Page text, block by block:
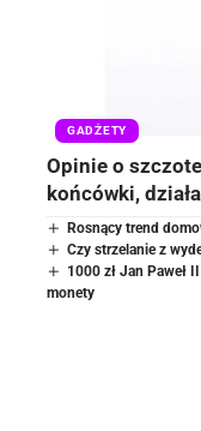
GADŻETY
Opinie o
końcówki,
Rosnący trend
Czy strzelanie z
1000 zł Jan Paweł
monety